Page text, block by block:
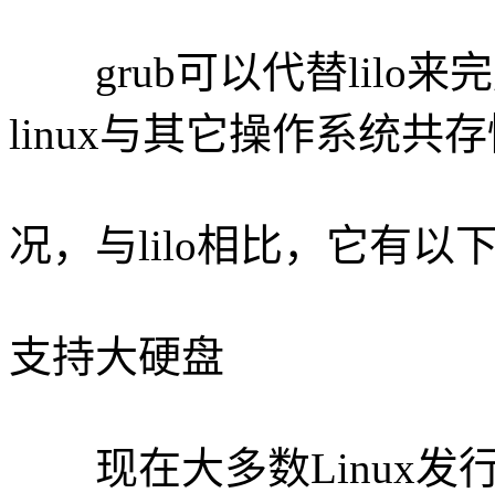
grub可以代替lilo来完
linux与其它操作系统共
况，与lilo相比，它有以
支持大硬盘
现在大多数Linux发行